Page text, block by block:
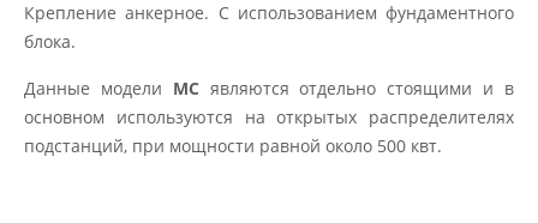
Крепление анкерное. С использованием фундаментного
блока.
Данные модели МС являются отдельно стоящими и в
основном используются на открытых распределителях
подстанций, при мощности равной около 500 квт.